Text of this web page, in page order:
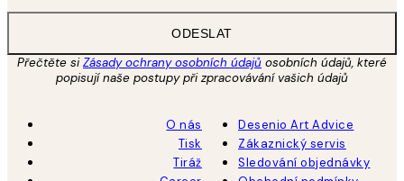
ODESLAT
Přečtěte siZásady ochrany osobních údajů osobních údajů, které
popisují naše postupy při zpracovávání vašich údajů
O nás
Tisk
Tiráž
Desenio Art Advice
Zákaznický servis
Sledování objednávky